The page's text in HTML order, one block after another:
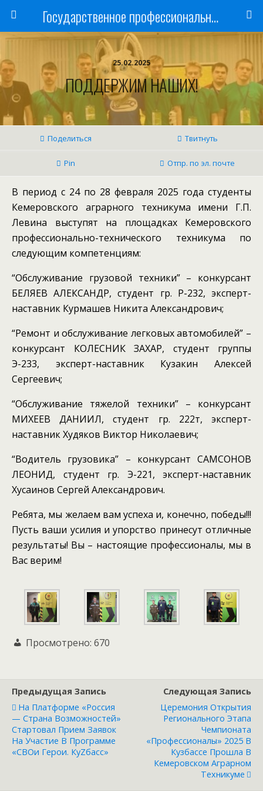
Государственное профессиональное образовательное учреждение
25.02.2025
ПОДДЕРЖИМ НАШИХ!
Поделиться Твитнуть
Pin Отпр. по эл. почте
В период с 24 по 28 февраля 2025 года студенты
Кемеровского аграрного техникума имени Г.П.
Левина выступят на площадках Кемеровского
профессионально-технического техникума по
следующим компетенциям:
“Обслуживание грузовой техники” – конкурсант
БЕЛЯЕВ АЛЕКСАНДР, студент гр. Р-232, эксперт-
наставник Курмашев Никита Александрович;
“Ремонт и обслуживание легковых автомобилей” –
конкурсант КОЛЕСНИК ЗАХАР, студент группы
Э-233, эксперт-наставник Кузакин Алексей
Сергеевич;
“Обслуживание тяжелой техники” – конкурсант
МИХЕЕВ ДАНИИЛ, студент гр. 222т, эксперт-
наставник Худяков Виктор Николаевич;
“Водитель грузовика” – конкурсант САМСОНОВ
ЛЕОНИД, студент гр. Э-221, эксперт-наставник
Хусаинов Сергей Александрович.
Ребята, мы желаем вам успеха и, конечно, победы!!!
Пусть ваши усилия и упорство принесут отличные
результаты! Вы – настоящие профессионалы, мы в
Вас верим!
Просмотрено: 670
Предыдущая Запись
На Платформе «Россия
— Страна Возможностей»
Стартовал Прием Заявок
На Участие В Программе
«СВОи Герои. КуZбасс»
Следующая Запись
Церемония Открытия
Регионального Этапа
Чемпионата
«Профессионалы» 2025 В
Кузбассе Прошла В
Кемеровском Аграрном
Техникуме